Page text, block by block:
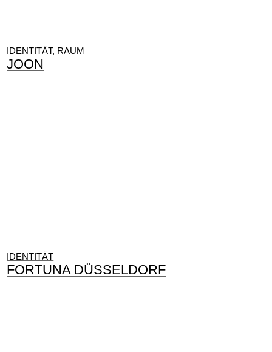
IDENTITÄT, RAUM
JOON
IDENTITÄT
FORTUNA DÜSSELDORF